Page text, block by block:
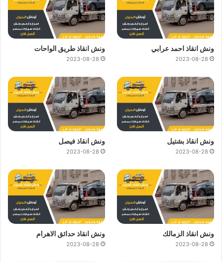
ونش انقاذ احمد عرابي
2023-08-28
ونش انقاذ طريق الواحات
2023-08-28
ونش انقاذ بشتيل
2023-08-28
ونش انقاذ فيصل
2023-08-28
ونش انقاذ الزمالك
2023-08-28
ونش انقاذ حدائق الاهرام
2023-08-28